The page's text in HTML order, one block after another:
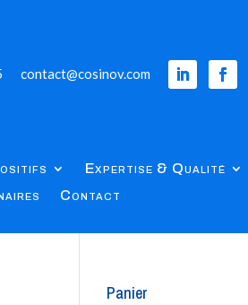
contact@cosinov.com
Expertise & Qualité
Contact
Panier